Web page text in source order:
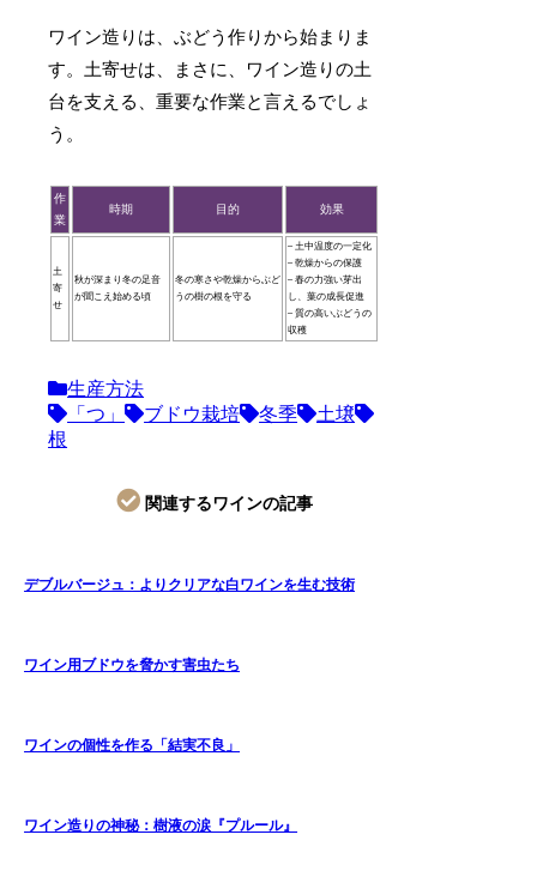
ワイン造りは、ぶどう作りから始まりま
す。土寄せは、まさに、ワイン造りの土
台を支える、重要な作業と言えるでしょ
う。
作
業
時期 目的 効果
土
寄
せ
秋が深まり冬の足音
が聞こえ始める頃
冬の寒さや乾燥からぶど
うの樹の根を守る
– 土中温度の一定化
– 乾燥からの保護
– 春の力強い芽出
し、葉の成長促進
– 質の高いぶどうの
収穫
生産方法
「つ」
ブドウ栽培 冬季
土壌
根
関連するワインの記事
デブルバージュ：よりクリアな白ワインを生む技術
ワイン用ブドウを脅かす害虫たち
ワインの個性を作る「結実不良」
ワイン造りの神秘：樹液の涙『プルール』